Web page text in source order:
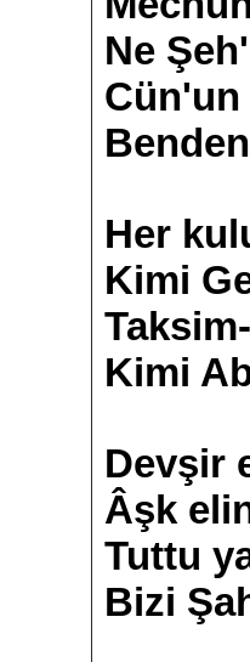
Ne
Cün'un
Her
Kimi
Kimi
Devşir
Âşk
Tuttu
Bizi